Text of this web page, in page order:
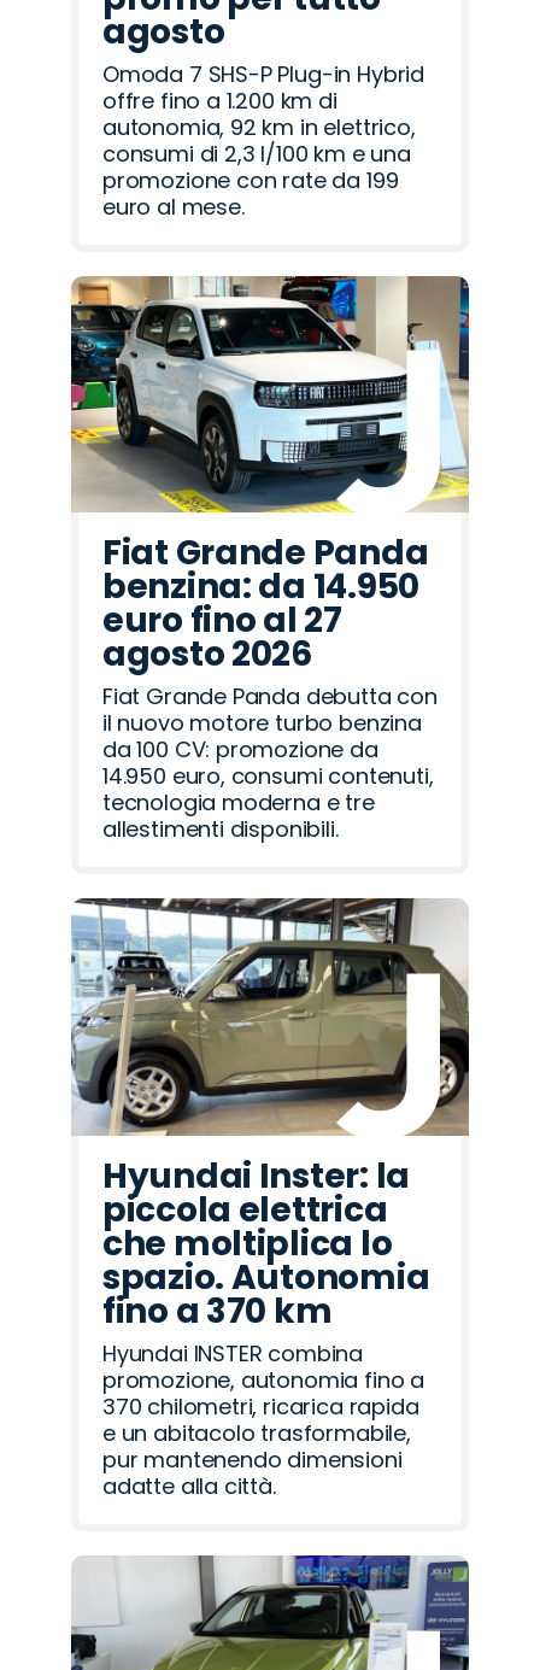
agosto
Omoda 7 SHS-P Plug-in Hybrid
offre fino a 1.200 km di
autonomia, 92 km in elettrico,
consumi di 2,3 l/100 km e una
promozione con rate da 199
euro al mese.
Fiat Grande Panda
benzina: da 14.950
euro fino al 27
agosto 2026
Fiat Grande Panda debutta con
il nuovo motore turbo benzina
da 100 CV: promozione da
14.950 euro, consumi contenuti,
tecnologia moderna e tre
allestimenti disponibili.
Hyundai Inster: la
piccola elettrica
che moltiplica lo
spazio. Autonomia
fino a 370 km
Hyundai INSTER combina
promozione, autonomia fino a
370 chilometri, ricarica rapida
e un abitacolo trasformabile,
pur mantenendo dimensioni
adatte alla città.